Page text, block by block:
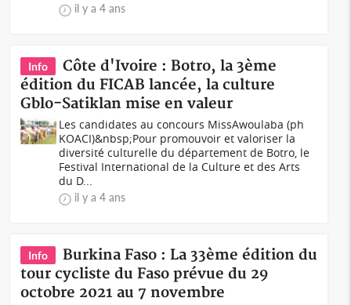
il y a 4 ans
Info
Côte d'Ivoire : Botro, la 3ème
édition du FICAB lancée, la culture
Gblo-Satiklan mise en valeur
Les candidates au concours MissAwoulaba (ph
KOACI)&nbsp;Pour promouvoir et valoriser la
diversité culturelle du département de Botro, le
Festival International de la Culture et des Arts
du D...
il y a 4 ans
Info
Burkina Faso : La 33ème édition du
tour cycliste du Faso prévue du 29
octobre 2021 au 7 novembre